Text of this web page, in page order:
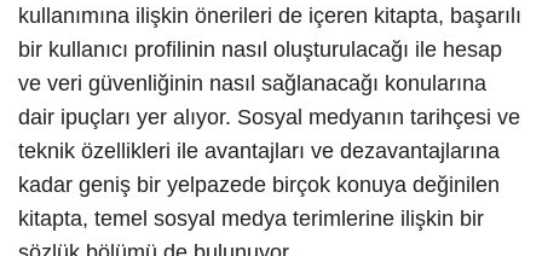
kullanımına ilişkin önerileri de içeren kitapta, başarılı
bir kullanıcı profilinin nasıl oluşturulacağı ile hesap
ve veri güvenliğinin nasıl sağlanacağı konularına
dair ipuçları yer alıyor. Sosyal medyanın tarihçesi ve
teknik özellikleri ile avantajları ve dezavantajlarına
kadar geniş bir yelpazede birçok konuya değinilen
kitapta, temel sosyal medya terimlerine ilişkin bir